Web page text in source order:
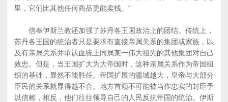
里，它们比其他任何商品更能卖钱。"
信奉伊斯兰教还加强了苏丹各王国政治上的团结。传统上，
苏丹各王国的统治者只是要求有直接亲属关系的集团或家族，以
及有亲属关系并承认血统上同属某一伟大祖先的其他集团对自己
效忠。但是，当王国扩大为大帝国时，这种亲属关系作为帝国组
织的基础，显然不能胜任。帝国扩展的疆域越大，皇帝与大部分
臣民的关系就显得越不合。地方首领不可能被当作忠实的封臣予
以信赖，相反，他们往往领导自己的人民反抗帝国的统治。伊斯